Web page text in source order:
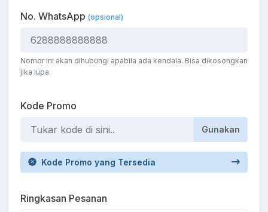
No. WhatsApp (opsional)
Nomor ini akan dihubungi apabila ada kendala. Bisa dikosongkan
jika lupa.
Kode Promo
Gunakan
Kode Promo yang Tersedia
Ringkasan Pesanan